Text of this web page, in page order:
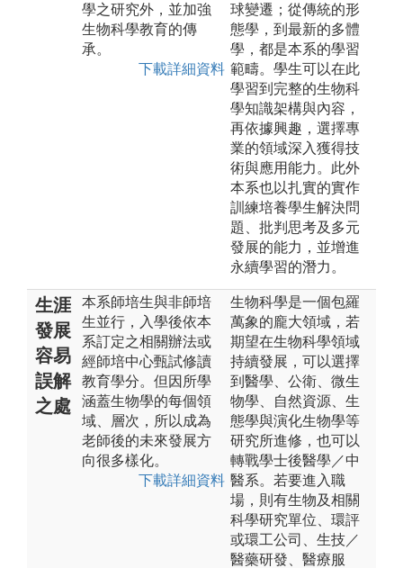
學之研究外，並加強
生物科學教育的傳
承。
下載詳細資料
球變遷；從傳統的形
態學，到最新的多體
學，都是本系的學習
範疇。學生可以在此
學習到完整的生物科
學知識架構與內容，
再依據興趣，選擇專
業的領域深入獲得技
術與應用能力。此外
本系也以扎實的實作
訓練培養學生解決問
題、批判思考及多元
發展的能力，並增進
永續學習的潛力。
生涯
發展
容易
誤解
之處
本系師培生與非師培
生並行，入學後依本
系訂定之相關辦法或
經師培中心甄試修讀
教育學分。但因所學
涵蓋生物學的每個領
域、層次，所以成為
老師後的未來發展方
向很多樣化。
下載詳細資料
生物科學是一個包羅
萬象的龐大領域，若
期望在生物科學領域
持續發展，可以選擇
到醫學、公衛、微生
物學、自然資源、生
態學與演化生物學等
研究所進修，也可以
轉戰學士後醫學／中
醫系。若要進入職
場，則有生物及相關
科學研究單位、環評
或環工公司、生技／
醫藥研發、醫療服